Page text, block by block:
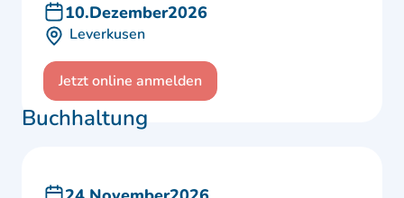
10.Dezember2026
Leverkusen
Jetzt online anmelden
Buchhaltung